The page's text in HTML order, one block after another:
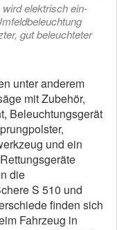
elektrisch ein-
gut beleuchteter
unter anderem
mit Zubehör,
Beleuchtungsgerät
und ein
die
S 510 und
finden sich
Fahrzeug in